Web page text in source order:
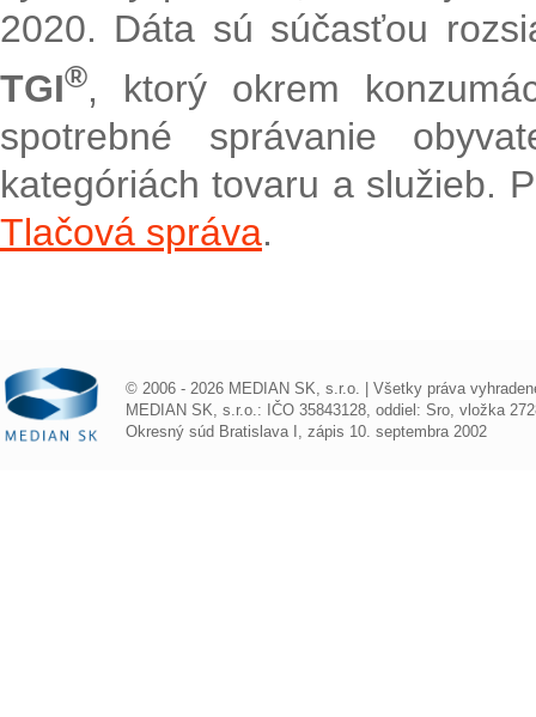
2020. Dáta sú súčasťou
TGI®, ktorý okrem
spotrebné správanie
kategóriách tovaru a služieb.
Tlačová správa.
© 2006 - 2026 MEDIAN SK, s.r.o. | Všetky práva
MEDIAN SK, s.r.o.: IČO 35843128, oddiel: Sro, vložka
Okresný súd Bratislava I, zápis 10. septembra 2002